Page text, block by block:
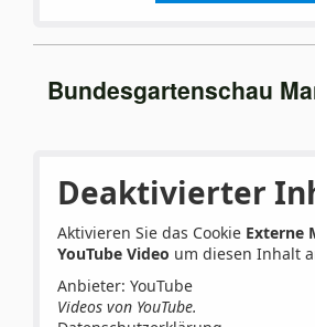
Bundesgartenschau
Deaktivierter
Aktivieren Sie das Cookie Externe
YouTube Video um diesen Inhalt
Anbieter: YouTube
Videos von YouTube.